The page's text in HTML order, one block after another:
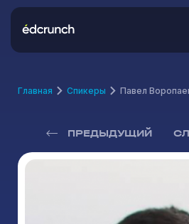
Главная Спикеры Павел
ПРЕДЫДУЩИЙ